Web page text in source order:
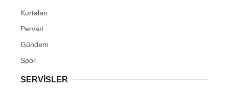
Kurtalan
Pervari
Gündem
Spor
SERVİSLER